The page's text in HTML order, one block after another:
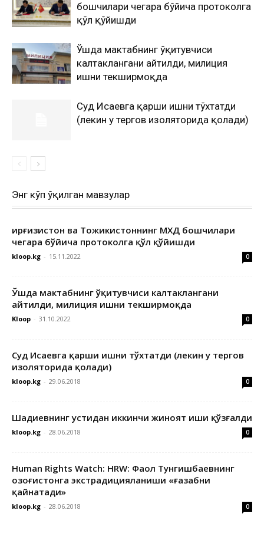
бошчилари чегара бўйича протоколга
қўл қўйишди
Ўшда мактабнинг ўқитувчиси
калтаклангани айтилди, милиция
ишни текширмоқда
Суд Исаевга қарши ишни тўхтатди
(лекин у тергов изоляторида қолади)
Энг кўп ўқилган мавзулар
Қирғизистон ва Тожикистоннинг МХДҚ бошчилари
чегара бўйича протоколга қўл қўйишди
kloop.kg - 15.11.2022 0
Ўшда мактабнинг ўқитувчиси калтаклангани
айтилди, милиция ишни текширмоқда
Kloop - 31.10.2022 0
Суд Исаевга қарши ишни тўхтатди (лекин у тергов
изоляторида қолади)
kloop.kg - 29.06.2018 0
Шадиевнинг устидан иккинчи жиноят иши қўзғалди
kloop.kg - 28.06.2018 0
Human Rights Watch: HRW: Фаол Тунгишбаевнинг
Қозоғистонга экстрадицияланиши «ғазабни
қайнатади»
kloop.kg - 28.06.2018 0